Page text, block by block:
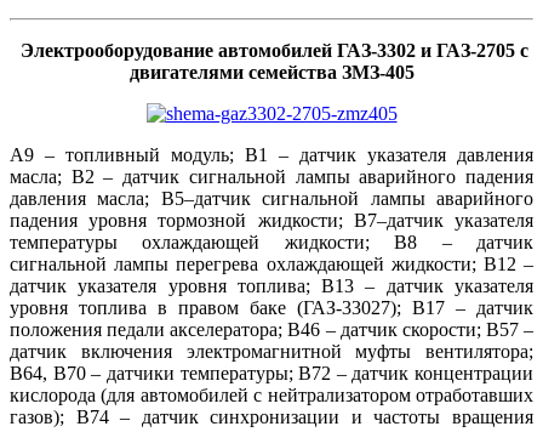
Электрооборудование автомобилей ГАЗ-3302 и ГАЗ-2705 с
двигателями семейства ЗМЗ-405
А9 – топливный модуль; В1 – датчик указателя давления
масла; B2 – датчик сигнальной лампы аварийного падения
давления масла; В5–датчик сигнальной лампы аварийного
падения уровня тормозной жидкости; В7–датчик указателя
температуры охлаждающей жидкости; В8 – датчик
сигнальной лампы перегрева охлаждающей жидкости; В12 –
датчик указателя уровня топлива; В13 – датчик указателя
уровня топлива в правом баке (ГАЗ-33027); В17 – датчик
положения педали акселератора; В46 – датчик скорости; B57 –
датчик включения электромагнитной муфты вентилятора;
В64, В70 – датчики температуры; В72 – датчик концентрации
кислорода (для автомобилей с нейтрализатором отработавших
газов); В74 – датчик синхронизации и частоты вращения